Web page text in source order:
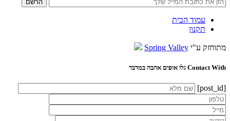
עמוד הבית
תקנון
מתוחזק ע"י Spring Valley
Contact With גלו אופים אהבה במדבר
[post_id]